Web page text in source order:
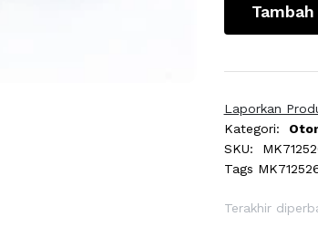
Laporkan
Kategori:
SKU:
Tags
Terakhir